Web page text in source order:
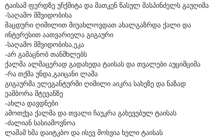
ტაისამ ფერდზე უჩქმიტა და მათკენ წასულ მასპინძელს გაუღიმა
-საღამო მშვიდობისა
მაცდური ღიმილით მიუახლოვდათ ახალგაზრდა ქალი და
ინტერესით აათვარიელა გიგაური
-საღამო მშვიდობისა,ეკა
-არ გამაცნობ თანმხლებს
ქალმა ალმაცერად გადახედა ტაისას და თვალები აუციმციმა
-რა თქმა უნდა,გაიცანი ლაშა
გიგაურმა ელეგანტურმი ღიმილი აიკრა სახეზე და ნაზად
ეამბორა მტევანზე
-ახლა დავდნები
ამოთქვა ქალმა და თვალი ჩაუკრა გახევებულ ტაისას
-ძალიან სასიამოვნოა
ლაშამ ხმა დაიტკბო და ისევ მოხვია ხელი ტაისას